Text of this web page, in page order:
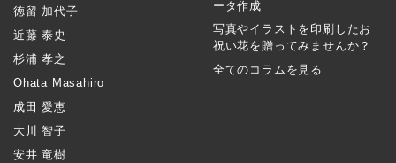
徳留 加代子
近藤 泰史
杉浦 孝之
Ohata Masahiro
成田 愛恵
大川 智子
安井 竜樹
ータ作成
写真やイラストを印刷したお
祝い花を贈ってみませんか？
全てのコラムを見る